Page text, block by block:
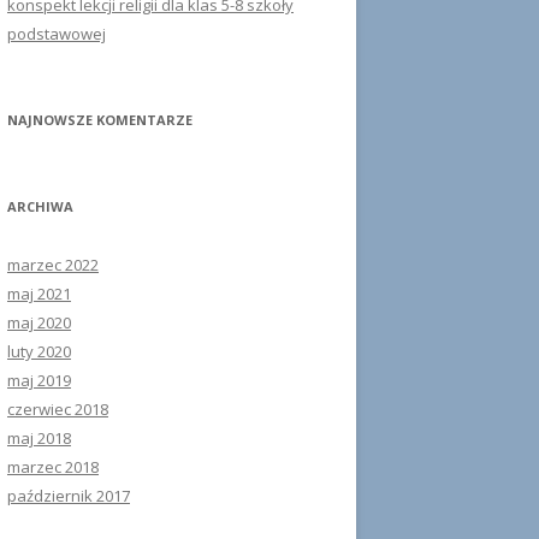
konspekt lekcji religii dla klas 5-8 szkoły
podstawowej
NAJNOWSZE KOMENTARZE
ARCHIWA
marzec 2022
maj 2021
maj 2020
luty 2020
maj 2019
czerwiec 2018
maj 2018
marzec 2018
październik 2017